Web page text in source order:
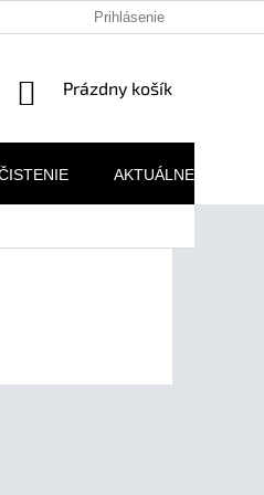
PODMIENKY
Prihlásenie
NÁKUPNÝ
Prázdny košík
AKTUÁLNE AKCIE